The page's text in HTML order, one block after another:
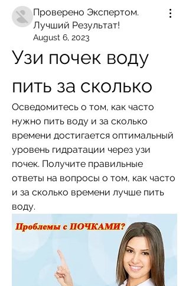
Проверено Экспертом.
Лучший Результат!
August 6, 2023
Узи почек воду
пить за сколько
Осведомитесь о том, как часто
нужно пить воду и за сколько
времени достигается оптимальный
уровень гидратации через узи
почек. Получите правильные
ответы на вопросы о том, как часто
и за сколько времени лучше пить
воду.